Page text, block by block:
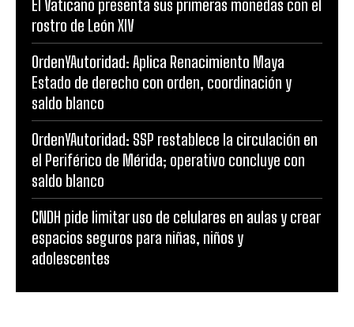
El Vaticano presenta sus primeras monedas con el
rostro de León XIV
OrdenYAutoridad: Aplica Renacimiento Maya
Estado de derecho con orden, coordinación y
saldo blanco
OrdenYAutoridad: SSP restablece la circulación en
el Periférico de Mérida; operativo concluye con
saldo blanco
CNDH pide limitar uso de celulares en aulas y crear
espacios seguros para niñas, niños y
adolescentes